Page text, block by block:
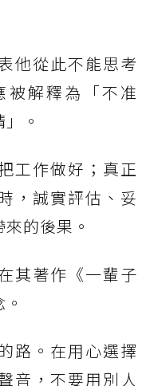
他從此不能思考
被解釋為「不准
。
工作做好；真正
，誠實評估、妥
的後果。
其著作《一輩子
路。在用心選擇
音，不要用別人